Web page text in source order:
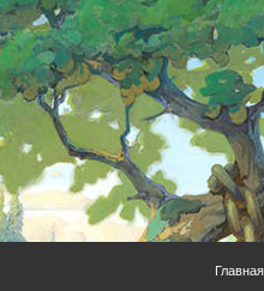
Главная